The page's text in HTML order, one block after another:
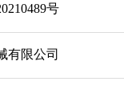
号
有限公司